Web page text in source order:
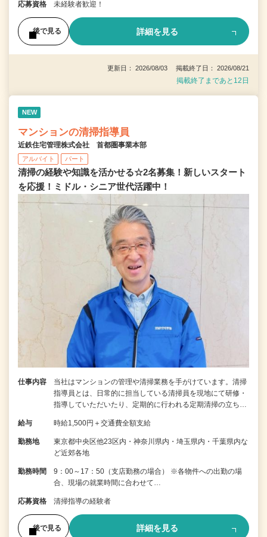
応募資格 未経験者歓迎！
後で見る 詳細を見る
更新日： 2026/08/03 掲載終了日： 2026/08/21
掲載終了まであと12日
NEW
マンションの清掃指導員
近鉄住宅管理株式会社 首都圏事業本部
アルバイト パート
清掃の経験や知識を活かせる☆2名募集！新しいスタート
を応援！ミドル・シニア世代活躍中！
仕事内容
当社はマンションの管理や清掃業務を手がけています。清掃
指導員とは、日常的に担当している清掃員を現地にて研修・
指導していただいたり、定期的に行われる定期清掃の立ち…
給与 時給1,500円＋交通費全額支給
勤務地
東京都中央区他23区内・神奈川県内・埼玉県内・千葉県内な
ど近郊各地
勤務時間
9：00～17：50（支店勤務の場合） ※各物件への出勤の場
合、現場の就業時間に合わせて…
応募資格 清掃指導の経験者
後で見る 詳細を見る